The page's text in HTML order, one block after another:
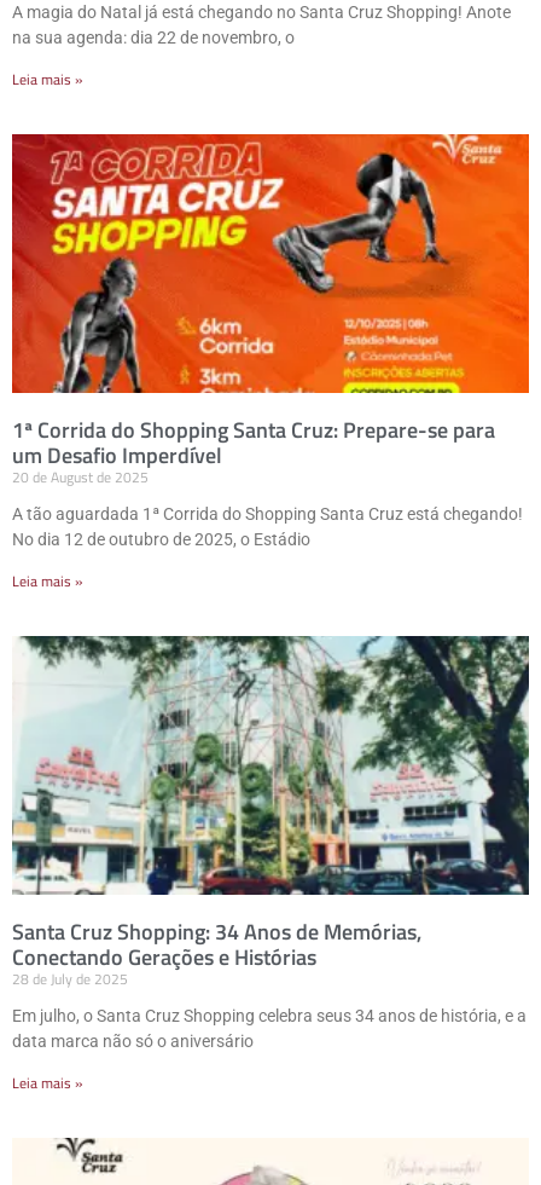
A magia do Natal já está chegando no Santa Cruz Shopping! Anote
na sua agenda: dia 22 de novembro, o
Leia mais »
1ª Corrida do Shopping Santa Cruz: Prepare-se para
um Desafio Imperdível
20 de August de 2025
A tão aguardada 1ª Corrida do Shopping Santa Cruz está chegando!
No dia 12 de outubro de 2025, o Estádio
Leia mais »
Santa Cruz Shopping: 34 Anos de Memórias,
Conectando Gerações e Histórias
28 de July de 2025
Em julho, o Santa Cruz Shopping celebra seus 34 anos de história, e a
data marca não só o aniversário
Leia mais »